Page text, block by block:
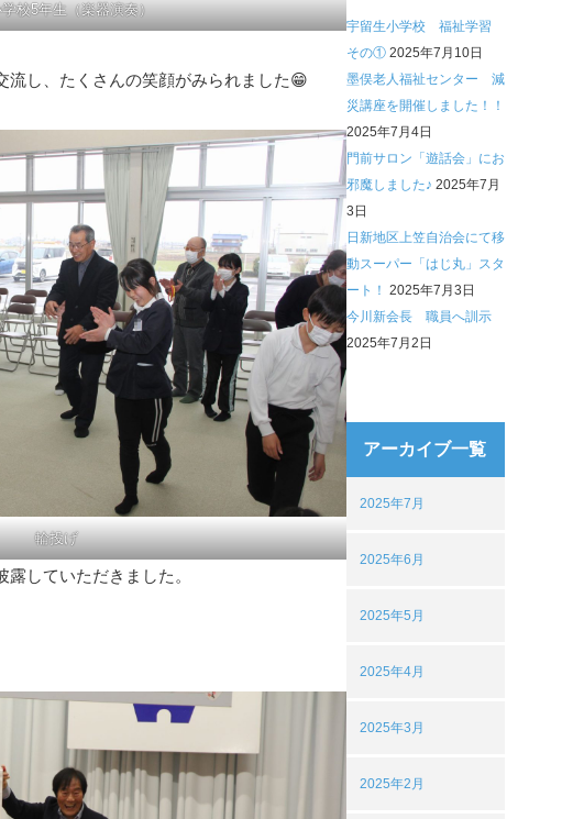
校5年生（楽器演奏）
流し、たくさんの笑顔がみられました😁
輪投げ
していただきました。
宇留生小学校 福祉学習
その① 2025年7月10日
墨俣老人福祉センター 減
災講座を開催しました！！
2025年7月4日
門前サロン「遊話会」にお
邪魔しました♪ 2025年7月
3日
日新地区上笠自治会にて移
動スーパー「はじ丸」スタ
ート！ 2025年7月3日
今川新会長 職員へ訓示
2025年7月2日
アーカイブ一覧
2025年7月
2025年6月
2025年5月
2025年4月
2025年3月
2025年2月